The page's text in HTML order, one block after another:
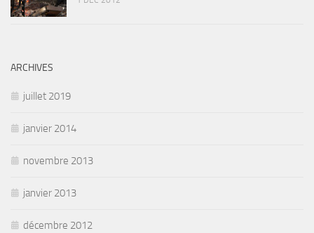
ARCHIVES
juillet 2019
janvier 2014
novembre 2013
janvier 2013
décembre 2012